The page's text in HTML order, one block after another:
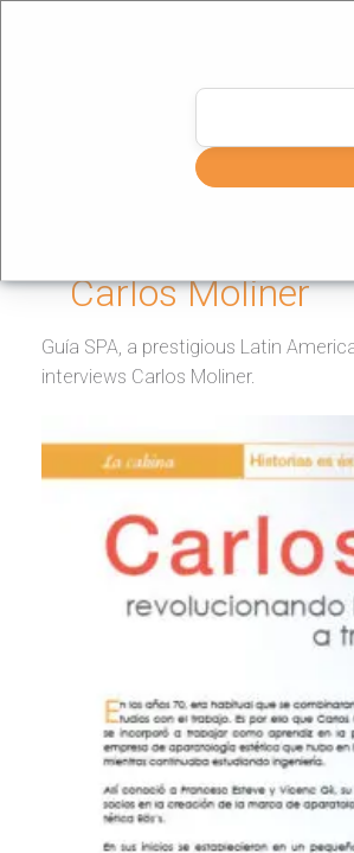
Carlos Moliner
Carlos Moliner
Guía SPA, a prestigious Latin
interviews Carlos Moliner.